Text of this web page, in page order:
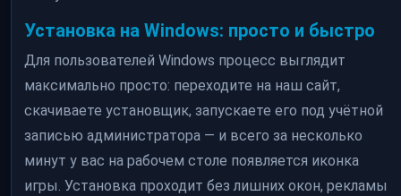
Установка на Windows: просто и быстро
Для пользователей Windows процесс выглядит
максимально просто: переходите на наш сайт,
скачиваете установщик, запускаете его под учётной
записью администратора — и всего за несколько
минут у вас на рабочем столе появляется иконка
игры. Установка проходит без лишних окон, рекламы